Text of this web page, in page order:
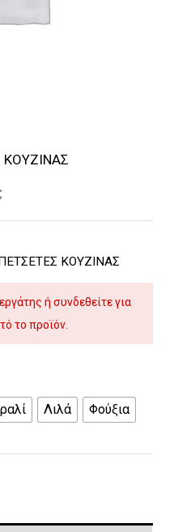
ΚΟΥΖΙΝΑΣ
ΚΟΥΖΙΝΑΣ
ή συνδεθείτε για
το προϊόν.
Λιλά Φούξια